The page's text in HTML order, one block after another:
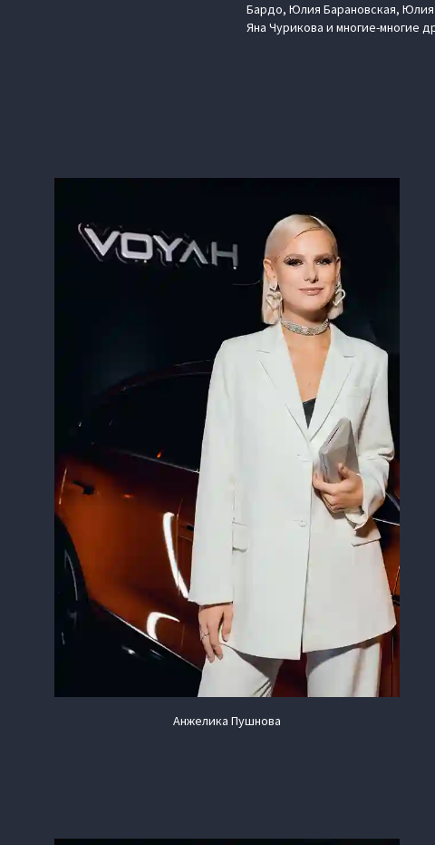
Бардо, Юлия Барановская, Юлия
Яна Чурикова и многие-многие
Анжелика Пушнова